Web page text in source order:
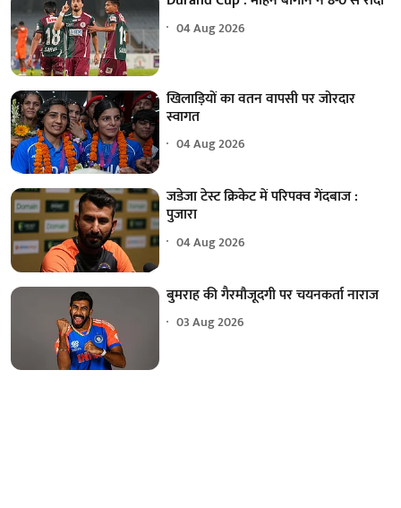
04 Aug 2026
खिलाड़ियों का वतन वापसी पर जोरदार
स्वागत
04 Aug 2026
जडेजा टेस्ट क्रिकेट में परिपक्व गेंदबाज :
पुजारा
04 Aug 2026
बुमराह की गैरमौजूदगी पर चयनकर्ता नाराज
03 Aug 2026